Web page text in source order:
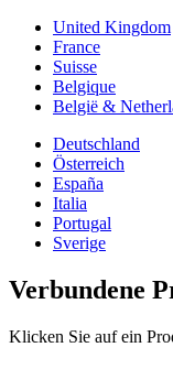
United Kingdom
France
Suisse
Belgique
België &
Deutschland
Österreich
España
Italia
Portugal
Sverige
Verbundene
Klicken Sie auf ein